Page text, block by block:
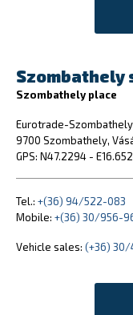
Szombathely
Szombathely place
Eurotrade-
9700 Szombathely,
GPS: N47.2294 -
Tel.: +(36) 94/522-083
Mobile: +(36) 30/956-
Vehicle sales: (+36)